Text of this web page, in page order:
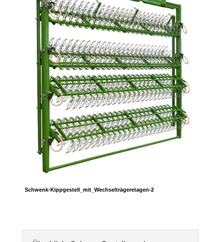
Schwenk-Kippgestell_mit_Wechselträgeretagen-2